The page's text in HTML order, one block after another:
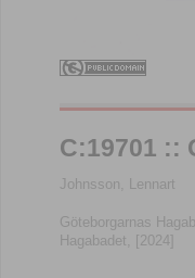
C:19701 ::
Johnsson, Lennart
Göteborgarnas
Hagabadet, [2024]